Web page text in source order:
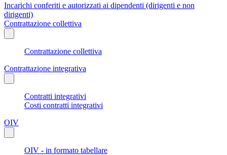
Incarichi conferiti e autorizzati ai dipendenti (dirigenti e non
dirigenti)
Contrattazione collettiva
Contrattazione collettiva
Contrattazione integrativa
Contratti integrativi
Costi contratti integrativi
OIV
OIV - in formato tabellare